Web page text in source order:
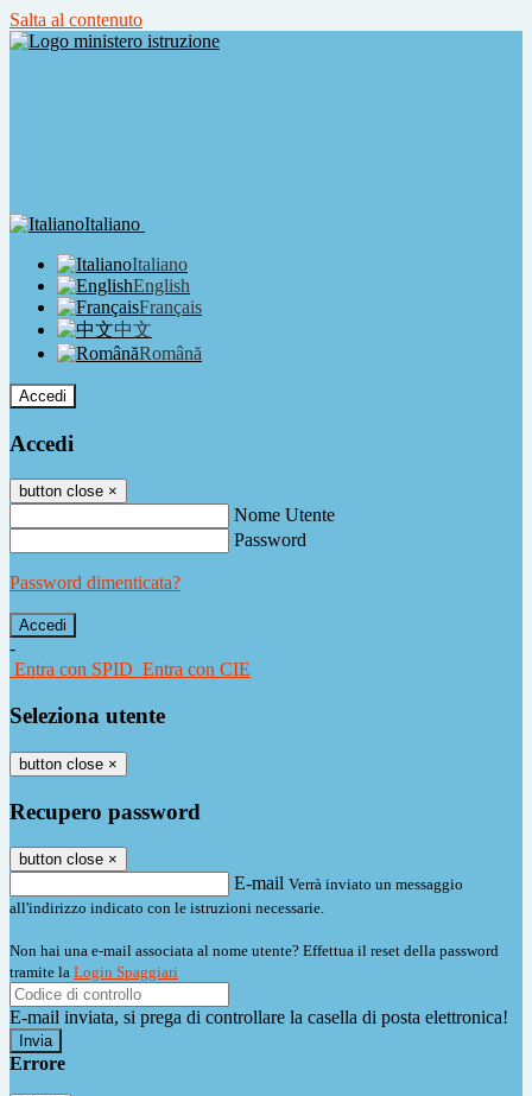
Salta al contenuto
Italiano
Italiano
English
Français
中文
Română
Accedi
Accedi
button close ×
Nome Utente
Password
Password dimenticata?
-
Entra con SPID Entra con CIE
Seleziona utente
button close ×
Recupero password
button close ×
E-mail Verrà inviato un messaggio
all'indirizzo indicato con le istruzioni necessarie.
Non hai una e-mail associata al nome utente? Effettua il reset della password
tramite la Login Spaggiari
E-mail inviata, si prega di controllare la casella di posta elettronica!
Errore